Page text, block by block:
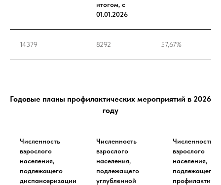
итогом, с
01.01.2026
14379 8292 57,67%
Годовые планы профилактических мероприятий в 2026
году
Численность
взрослого
населения,
подлежащего
диспансеризации
Численность
взрослого
населения,
подлежащего
углубленной
Численность
взрослого
населения,
подлежащего